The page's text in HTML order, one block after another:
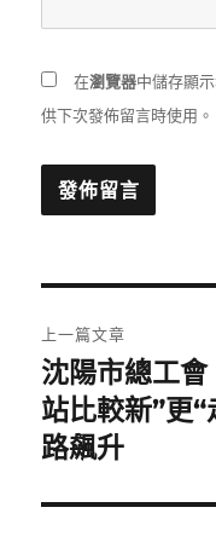
在瀏覽器中儲存顯
供下次發佈留言時使用。
章
導
覽
上一篇文章
上
一
篇
章:
沈陽市總工會
站比較新”更
路飆升